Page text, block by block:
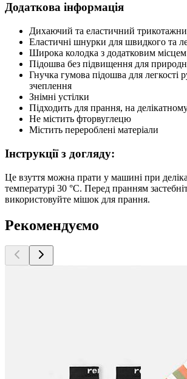
Додаткова інформація
Дихаючий та еластичний
Еластичні шнурки для швидкого та
Широка колодка з додатковим місцем
Підошва без підвищення для
Гнучка гумова підошва для легкості
зчеплення
Знімні устілки
Підходить для прання, на
Не містить фторвуглецю
Містить перероблені матеріали
Інструкції з догляду:
Це взуття можна прати у машині при
температурі 30 °C. Перед пранням
використовуйте мішок для прання.
Рекомендуємо